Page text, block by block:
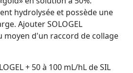
hydrolysée et possède une
Ajouter SOLOGEL
moyen d'un raccord de collage
+ 50 à 100 mL/hL de SIL